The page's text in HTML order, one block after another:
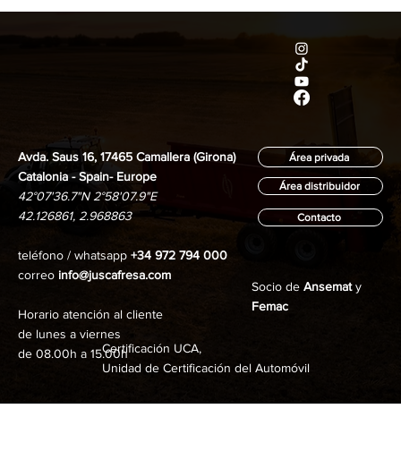
Avda. Saus 16, 17465 Camallera (Girona)
Catalonia - Spain- Europe
42°07'36.7"N 2°58'07.9"E
42.126861, 2.968863
teléfono / whatsapp+34 972 794 000
correo info@juscafresa.com
Horario atención al cliente
de lunes a viernes
de 08.00h a 15.00hCertificación UCA,
Unidad de Certificación del Automóvil
Área privada
Área distribuidor
Contacto
Socio de Ansematy
Femac